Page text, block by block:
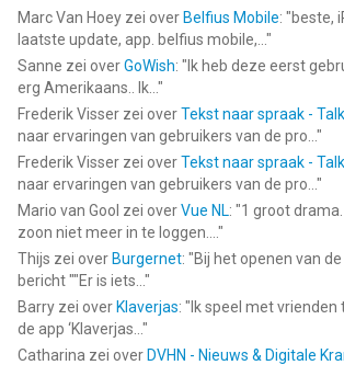
Marc Van Hoey zei over Belfius Mobile: "beste,
laatste update, app. belfius mobile,... "
Sanne zei overGoWish: " Ik heb deze eerst
erg Amerikaans.. Ik... "
Frederik Visser zei overTekst naar spraak -
naar ervaringen van gebruikers van de pro... "
Frederik Visser zei overTekst naar spraak -
naar ervaringen van gebruikers van de pro... "
Mario van Gool zei overVue NL: "1 groot
zoon niet meer in te loggen.... "
Thijs zei over Burgernet: "Bij het openen van
bericht ""Er is iets... "
Barry zei over Klaverjas: " Ik speel met
de app ‘Klaverjas... "
Catharina zei over DVHN - Nieuws & Digitale